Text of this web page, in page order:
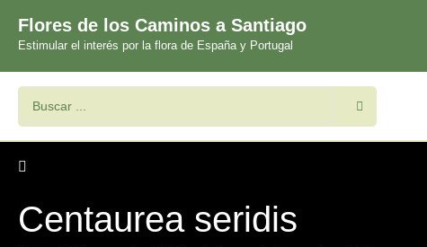
Flores de los Caminos a Santiago
Estimular el interés por la flora de España y Portugal
Centaurea seridis